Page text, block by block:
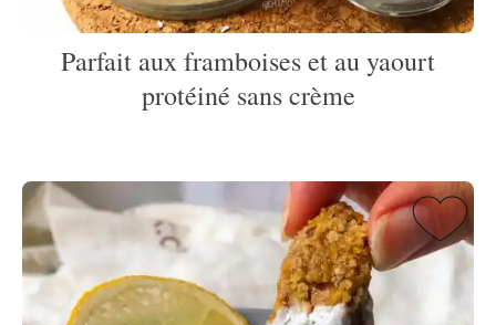
Parfait aux framboises et au yaourt
protéiné sans crème